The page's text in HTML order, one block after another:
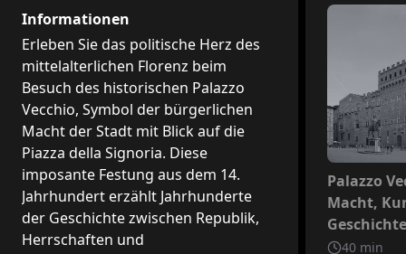
Hallo kleine Entdecker! Seid ihr bereit für eine
Palazzo Vecchio: Macht, Kunst und Geschichte in der Stadt
Dieser Palast hat viele Namen getragen, und jeder
Informationen
Erleben Sie das politische Herz des
mittelalterlichen Florenz beim
Besuch des historischen Palazzo
Vecchio, Symbol der bürgerlichen
Macht der Stadt mit Blick auf die
Piazza della Signoria. Diese
imposante Festung aus dem 14.
Jahrhundert erzählt Jahrhunderte
der Geschichte zwischen Republik,
Herrschaften und
Nicht
Palazzo
Macht,
Stadt der
40 min